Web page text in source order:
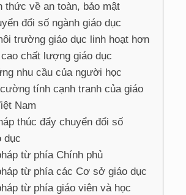
thức về an toàn, bảo mật
đổi số ngành giáo dục
trường giáo dục linh hoạt hơn
cao chất lượng giáo dục
nhu cầu của người học
tính cạnh tranh của giáo
Nam
thúc đẩy chuyển đổi số
dục
từ phía Chính phủ
từ phía các Cơ sở giáo dục
từ phía giáo viên và học